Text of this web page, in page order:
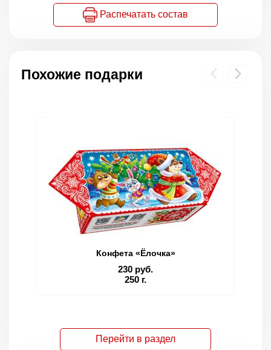
Распечатать состав
Похожие подарки
Конфета «Ёлочка»
230 руб.
250 г.
Перейти в раздел